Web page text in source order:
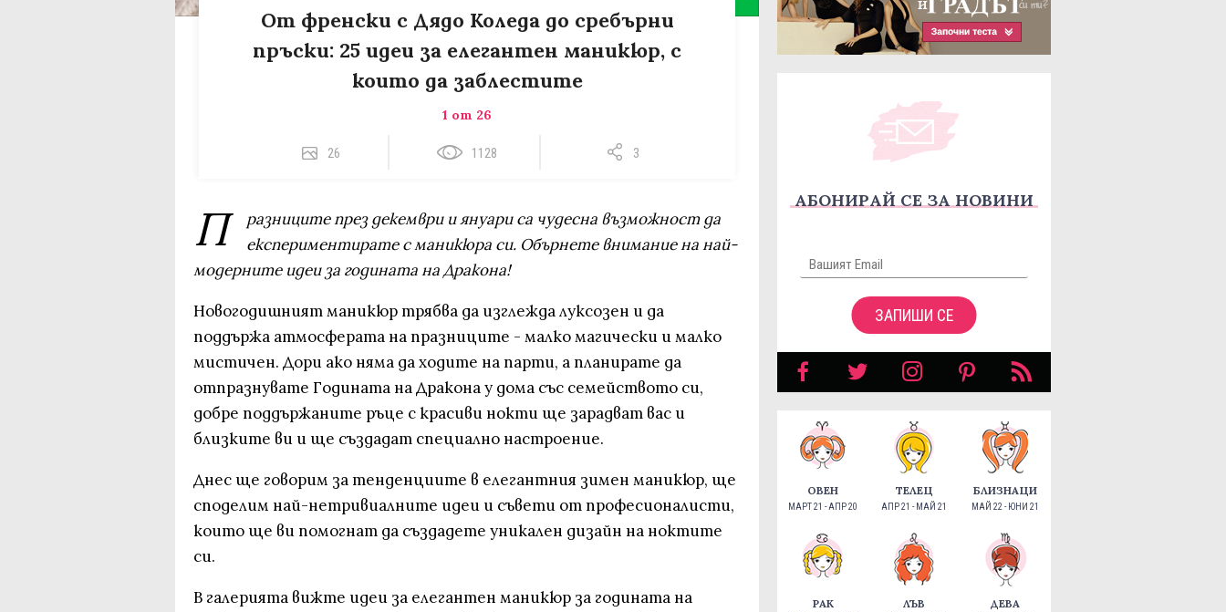
От френски с Дядо Коледа до сребърни
пръски: 25 идеи за елегантен маникюр, с
които да заблестите
1 от 26
26 1128 3
П
разниците през декември и януари са чудесна възможност да
експериментирате с маникюра си. Обърнете внимание на най-
модерните идеи за годината на Дракона!
Новогодишният маникюр трябва да изглежда луксозен и да
поддържа атмосферата на празниците - малко магически и малко
мистичен. Дори ако няма да ходите на парти, а планирате да
отпразнувате Годината на Дракона у дома със семейството си,
добре поддържаните ръце с красиви нокти ще зарадват вас и
близките ви и ще създадат специално настроение.
Днес ще говорим за тенденциите в елегантния зимен маникюр, ще
споделим най-нетривиалните идеи и съвети от професионалисти,
които ще ви помогнат да създадете уникален дизайн на ноктите
си.
В галерията вижте идеи за елегантен маникюр за годината на
АБОНИРАЙ СЕ ЗА НОВИНИ
ЗАПИШИ СЕ
ОВЕН
МАРТ 21 - АПР 20
ТЕЛЕЦ
АПР 21 - МАЙ 21
БЛИЗНАЦИ
МАЙ 22 - ЮНИ 21
РАК ЛЪВ ДЕВА